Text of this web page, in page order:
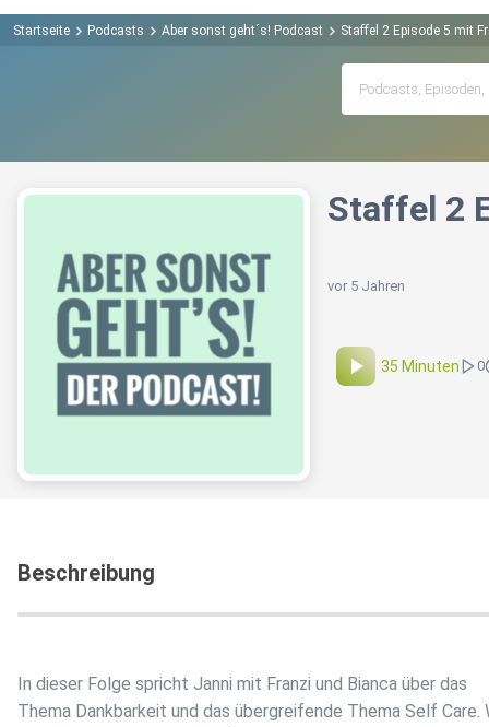
Startseite Podcasts Aber sonst geht´s! Podcast Staffel 2 Episode 5 mit
Staffel 2
vor 5 Jahren
35 Minuten 0
Beschreibung
In dieser Folge spricht Janni mit Franzi und Bianca über das
Thema Dankbarkeit und das übergreifende Thema Self Care.